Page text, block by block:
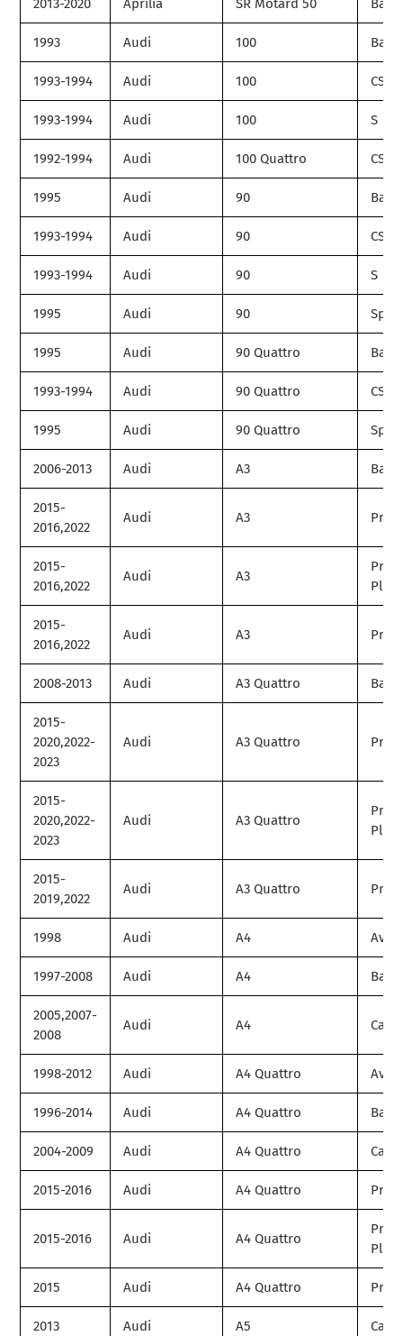
2013-2020 Aprilia SR Motard 50 Base
1993 Audi 100 Base
1993-1994 Audi 100 CS
1993-1994 Audi 100 S
1992-1994 Audi 100 Quattro CS
1995 Audi 90 Base
1993-1994 Audi 90 CS
1993-1994 Audi 90 S
1995 Audi 90 Sport
1995 Audi 90 Quattro Base
1993-1994 Audi 90 Quattro CS
1995 Audi 90 Quattro Sport
2006-2013 Audi A3 Base
2015-
2016,2022
Audi A3
2015-
2016,2022
Audi A3
Plus
2015-
2016,2022
Audi A3
2008-2013 Audi A3 Quattro Base
2015-
2020,2022-
2023
Audi A3 Quattro
2015-
2020,2022-
2023
Audi A3 Quattro
Plus
2015-
2019,2022
Audi A3 Quattro
1998 Audi A4
1997-2008 Audi A4 Base
2005,2007-
2008
Audi A4
1998-2012 Audi A4 Quattro
1996-2014 Audi A4 Quattro Base
2004-2009 Audi A4 Quattro
2015-2016 Audi A4 Quattro
2015-2016 Audi A4 Quattro
Plus
2015 Audi A4 Quattro
2013 Audi A5